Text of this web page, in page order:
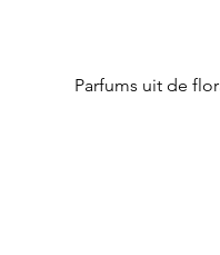
Parfums uit de